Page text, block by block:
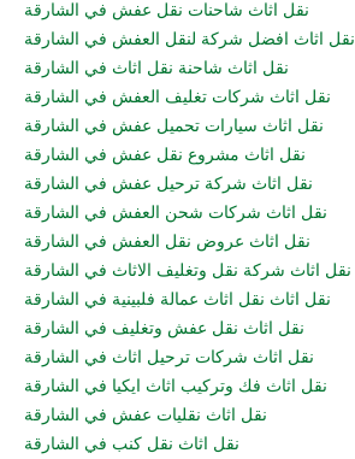
نقل اثاث شاحنات نقل عفش في الشارقة
نقل اثاث افضل شركة لنقل العفش في الشارقة
نقل اثاث شاحنة نقل اثاث في الشارقة
نقل اثاث شركات تغليف العفش في الشارقة
نقل اثاث سيارات تحميل عفش في الشارقة
نقل اثاث مشروع نقل عفش في الشارقة
نقل اثاث شركة ترحيل عفش في الشارقة
نقل اثاث شركات شحن العفش في الشارقة
نقل اثاث عروض نقل العفش في الشارقة
نقل اثاث شركة نقل وتغليف الاثاث في الشارقة
نقل اثاث نقل اثاث عمالة فلبينية في الشارقة
نقل اثاث نقل عفش وتغليف في الشارقة
نقل اثاث شركات ترحيل اثاث في الشارقة
نقل اثاث فك وتركيب اثاث ايكيا في الشارقة
نقل اثاث نقليات عفش في الشارقة
نقل اثاث نقل كنب في الشارقة